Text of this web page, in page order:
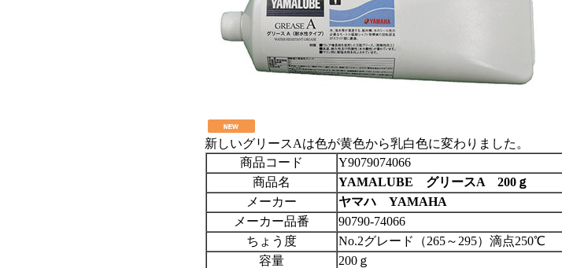
新しいグリースAは色が黄色から乳白色に変わりました。
商品コード
Y9079074066
商品名
YAMALUBE グリースA 200ｇ
メーカー
ヤマハ YAMAHA
メーカー品番
90790-74066
ちょう度
No.2グレード（265～295）滴点250℃
容量
200ｇ